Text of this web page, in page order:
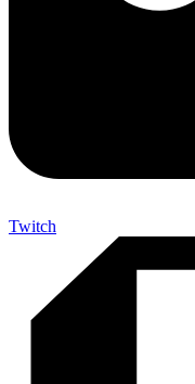
Twitch